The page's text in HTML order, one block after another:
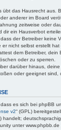
übt das Hausrecht aus.
anderer im Board
zeitweise oder
dir ein Hausverbot
der Betreiber keine
er nicht selbst erstellt
dem Betreiber, dein
oder zu sperren.
darüber hinaus,
oder geeignet sind,
es sich bei phpBB
v2“ (GPL)
handelt;
unter